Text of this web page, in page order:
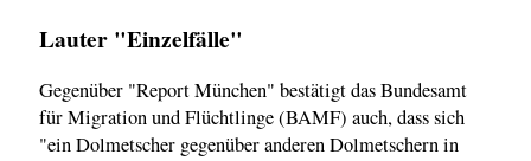
Lauter "Einzelfälle"
Gegenüber "Report München" bestätigt das Bundesamt
für Migration und Flüchtlinge (BAMF) auch, dass sich
"ein Dolmetscher gegenüber anderen Dolmetschern in